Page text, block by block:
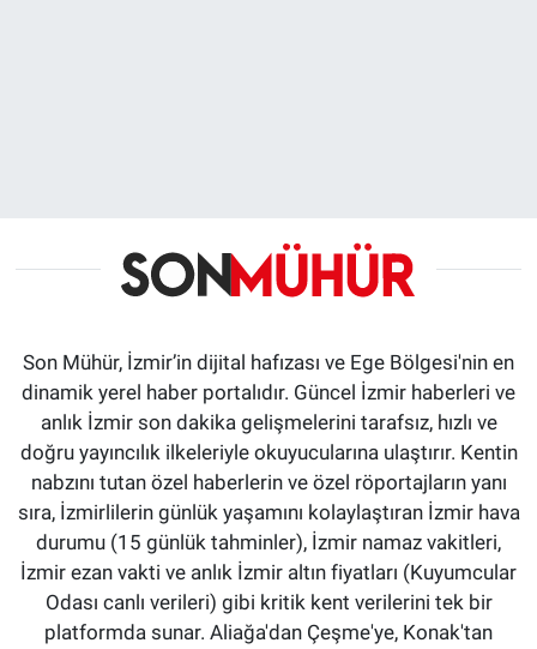
Son Mühür, İzmir’in dijital hafızası ve Ege Bölgesi'nin en
dinamik yerel haber portalıdır. Güncel İzmir haberleri ve
anlık İzmir son dakika gelişmelerini tarafsız, hızlı ve
doğru yayıncılık ilkeleriyle okuyucularına ulaştırır. Kentin
nabzını tutan özel haberlerin ve özel röportajların yanı
sıra, İzmirlilerin günlük yaşamını kolaylaştıran İzmir hava
durumu (15 günlük tahminler), İzmir namaz vakitleri,
İzmir ezan vakti ve anlık İzmir altın fiyatları (Kuyumcular
Odası canlı verileri) gibi kritik kent verilerini tek bir
platformda sunar. Aliağa'dan Çeşme'ye, Konak'tan